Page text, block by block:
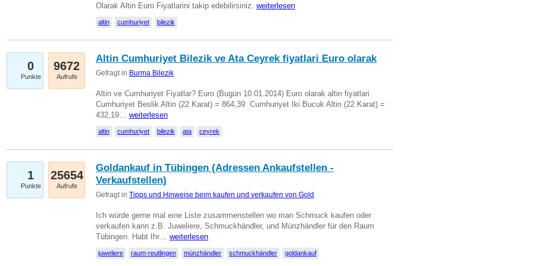
Olarak Altin Euro Fiyatlarini takip edebilirsiniz. weiterlesen
altin cumhuriyet bilezik
0
Punkte
9672
Aufrufe
Altin Cumhuriyet Bilezik ve Ata Ceyrek fiyatlari Euro olarak
Gefragt in Burma Bilezik
Altin ve Cumhuriyet Fiyatlar? Euro (Bugün 10.01.2014) Euro olarak altin fiyatlari
Cumhuriyet Beslik Altin (22 Karat) = 864,39  Cumhuriyet Iki Bucuk Altin (22 Karat) =
432,19… weiterlesen
altin cumhuriyet bilezik ata ceyrek
1
Punkte
25654
Aufrufe
Goldankauf in Tübingen (Adressen Ankaufstellen -
Verkaufstellen)
Gefragt in Tipps und Hinweise beim kaufen und verkaufen von Gold
Ich würde gerne mal eine Liste zusammenstellen wo man Schmuck kaufen oder
verkaufen kann z.B. Juweliere, Schmuckhändler, und Münzhändler für den Raum
Tübingen. Habt Ihr… weiterlesen
juweliere raum-reutlingen münzhändler schmuckhändler goldankauf